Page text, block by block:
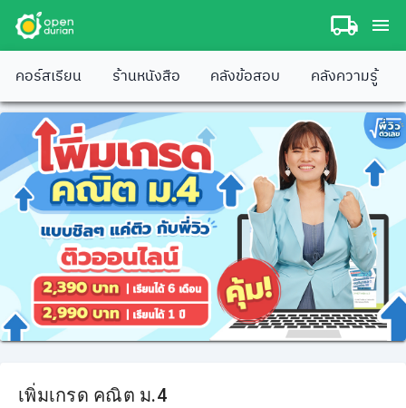
คอร์สเรียน ร้านหนังสือ คลังข้อสอบ คลังความรู้
เพิ่มเกรด คณิต ม.4